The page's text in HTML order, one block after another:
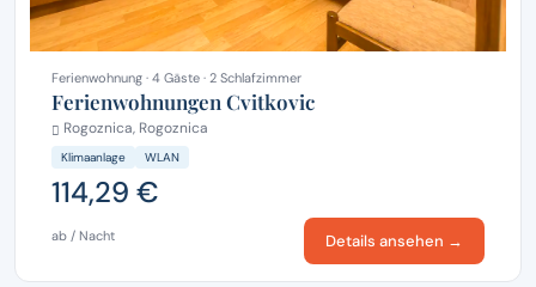
Ferienwohnung · 4 Gäste · 2 Schlafzimmer
Ferienwohnungen Cvitkovic
Rogoznica, Rogoznica
Klimaanlage WLAN
114,29 €
ab / Nacht Details ansehen →